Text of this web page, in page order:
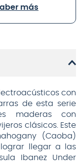
más
con
de esta serie
maderas con
clásicos. Este
(Caoba)
llegar a las
Ibanez Under